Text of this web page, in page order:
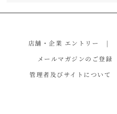
店舗・企業 エントリー
メールマガジンのご登録
管理者及びサイトについて